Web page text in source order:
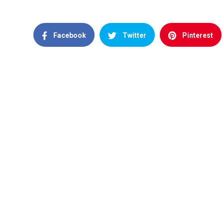
Facebook Twitter Pinterest